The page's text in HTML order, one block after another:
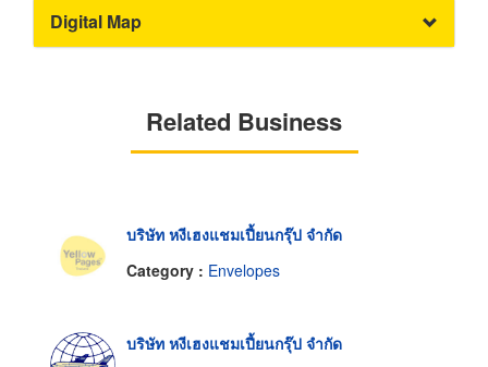
Digital Map
Related Business
บริษัท หงีเฮงแชมเปี้ยนกรุ๊ป จำกัด
Category : Envelopes
บริษัท หงีเฮงแชมเปี้ยนกรุ๊ป จำกัด